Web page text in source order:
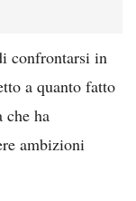
confrontarsi in
a quanto fatto
che ha
ambizioni